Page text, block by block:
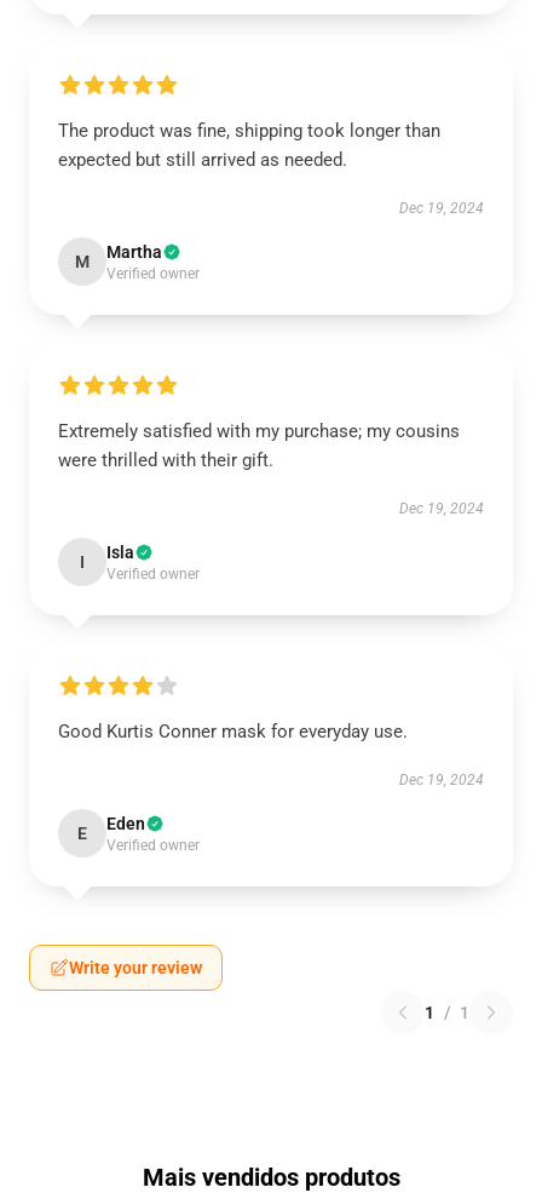
The product was fine, shipping took longer than
expected but still arrived as needed.
Dec 19, 2024
M Martha
Verified owner
Extremely satisfied with my purchase; my cousins
were thrilled with their gift.
Dec 19, 2024
I Isla
Verified owner
Good Kurtis Conner mask for everyday use.
Dec 19, 2024
E Eden
Verified owner
Write your review
1 / 1
Mais vendidos produtos